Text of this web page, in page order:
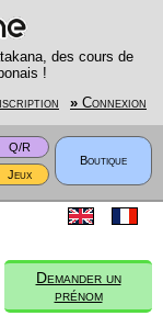
des cours de
!
» Connexion
Q/R
Boutique
Jeux
Demander un
prénom